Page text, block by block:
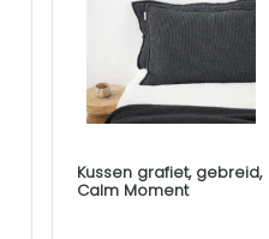
Aan
toevoegen
Kussen grafiet, gebreid,
Calm Moment